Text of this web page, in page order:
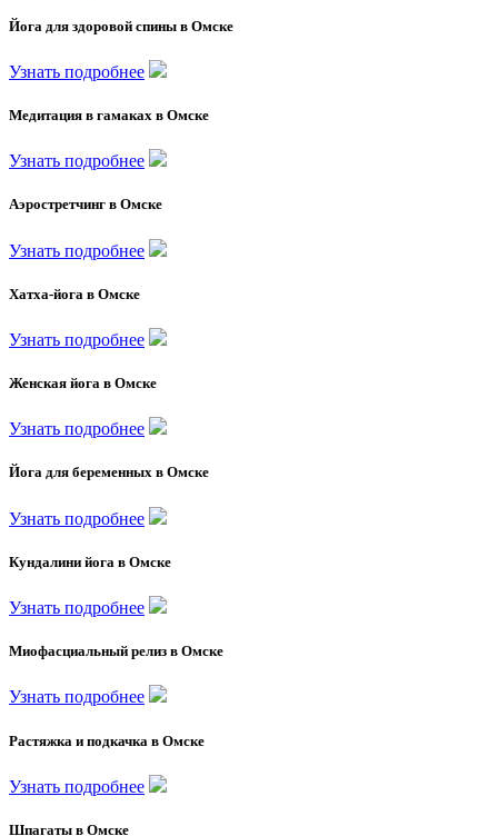
Йога для здоровой спины в Омске
Узнать подробнее
Медитация в гамаках в Омске
Узнать подробнее
Аэростретчинг в Омске
Узнать подробнее
Хатха-йога в Омске
Узнать подробнее
Женская йога в Омске
Узнать подробнее
Йога для беременных в Омске
Узнать подробнее
Кундалини йога в Омске
Узнать подробнее
Миофасциальный релиз в Омске
Узнать подробнее
Растяжка и подкачка в Омске
Узнать подробнее
Шпагаты в Омске